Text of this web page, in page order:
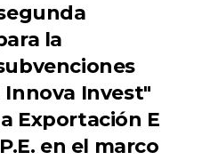
la
Invest"
Exportación E
en el marco